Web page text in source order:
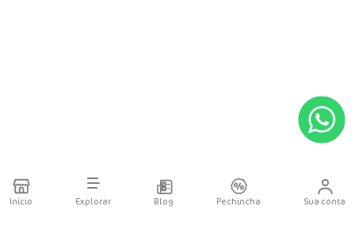
Início Explorar Blog Pechincha Sua conta